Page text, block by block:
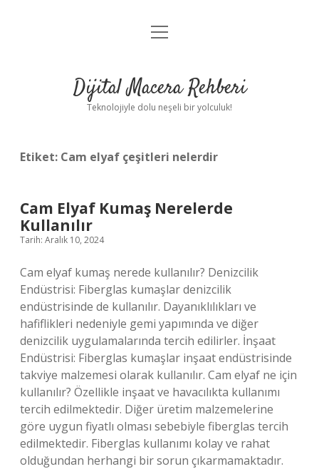
Anasayfa
Yasal Uyarı
menüyü
Dijital Macera Rehberi
Teknolojiyle dolu neşeli bir yolculuk!
Etiket: Cam elyaf çeşitleri nelerdir
Cam Elyaf Kumaş Nerelerde
Kullanılır
Tarih: Aralık 10, 2024
Cam elyaf kumaş nerede kullanılır? Denizcilik
Endüstrisi: Fiberglas kumaşlar denizcilik
endüstrisinde de kullanılır. Dayanıklılıkları ve
hafiflikleri nedeniyle gemi yapımında ve diğer
denizcilik uygulamalarında tercih edilirler. İnşaat
Endüstrisi: Fiberglas kumaşlar inşaat endüstrisinde
takviye malzemesi olarak kullanılır. Cam elyaf ne için
kullanılır? Özellikle inşaat ve havacılıkta kullanımı
tercih edilmektedir. Diğer üretim malzemelerine
göre uygun fiyatlı olması sebebiyle fiberglas tercih
edilmektedir. Fiberglas kullanımı kolay ve rahat
olduğundan herhangi bir sorun çıkarmamaktadır.